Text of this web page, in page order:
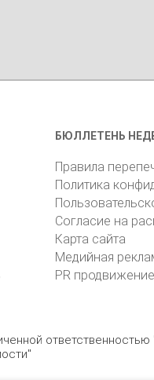
БЮЛЛЕТЕНЬ
Правила
Политика
Согласие на
Карта сайта
Медийная
PR продвижение